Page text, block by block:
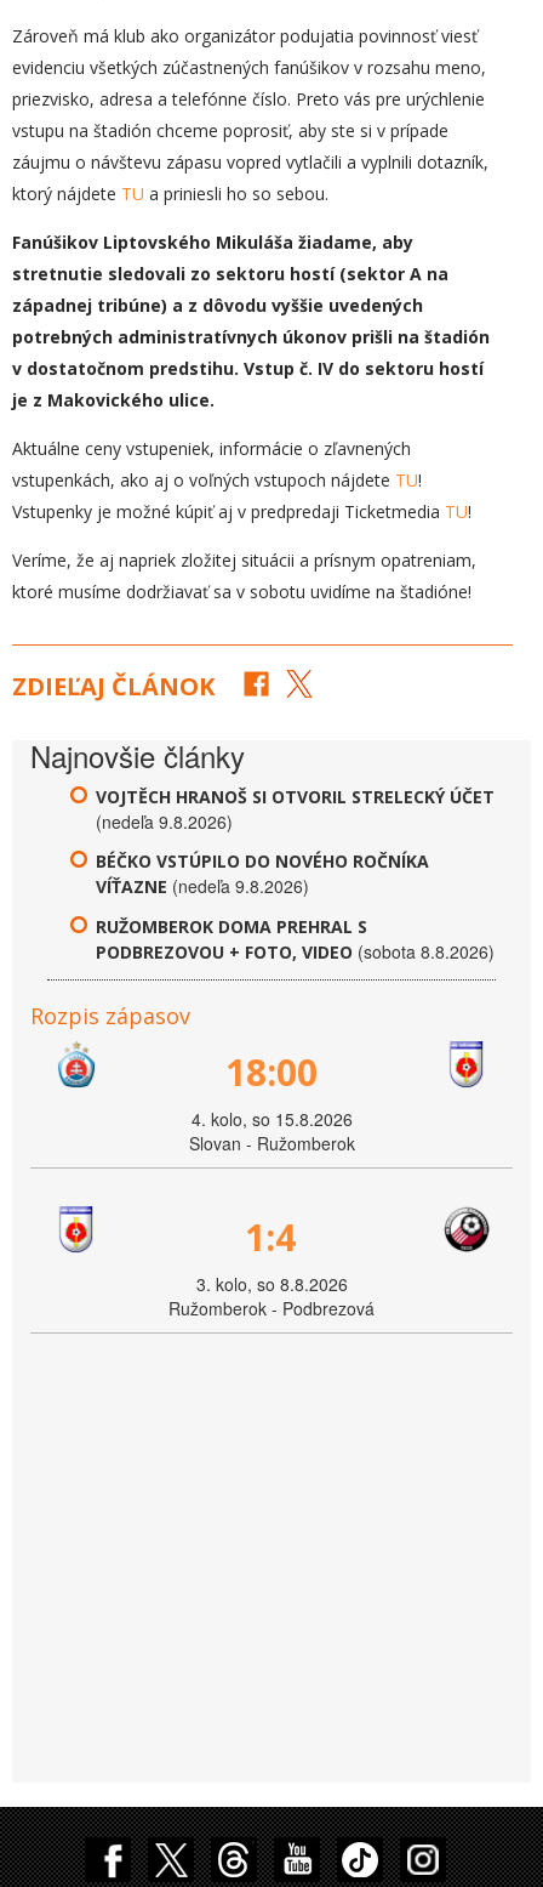
Zároveň má klub ako organizátor podujatia povinnosť viesť
evidenciu všetkých zúčastnených fanúšikov v rozsahu meno,
priezvisko, adresa a telefónne číslo. Preto vás pre urýchlenie
vstupu na štadión chceme poprosiť, aby ste si v prípade
záujmu o návštevu zápasu vopred vytlačili a vyplnili dotazník,
ktorý nájdete TU a priniesli ho so sebou.
Fanúšikov Liptovského Mikuláša žiadame, aby
stretnutie sledovali zo sektoru hostí (sektor A na
západnej tribúne) a z dôvodu vyššie uvedených
potrebných administratívnych úkonov prišli na štadión
v dostatočnom predstihu. Vstup č. IV do sektoru hostí
je z Makovického ulice.
Aktuálne ceny vstupeniek, informácie o zľavnených
vstupenkách, ako aj o voľných vstupoch nájdete TU!
Vstupenky je možné kúpiť aj v predpredaji Ticketmedia TU!
Veríme, že aj napriek zložitej situácii a prísnym opatreniam,
ktoré musíme dodržiavať sa v sobotu uvidíme na štadióne!
ZDIEĽAJ ČLÁNOK
Najnovšie články
VOJTĚCH HRANOŠ SI OTVORIL STRELECKÝ ÚČET
(nedeľa 9.8.2026)
BÉČKO VSTÚPILO DO NOVÉHO ROČNÍKA
VÍŤAZNE (nedeľa 9.8.2026)
RUŽOMBEROK DOMA PREHRAL S
PODBREZOVOU + FOTO, VIDEO (sobota 8.8.2026)
Rozpis zápasov
18:00
4. kolo, so 15.8.2026
Slovan - Ružomberok
1:4
3. kolo, so 8.8.2026
Ružomberok - Podbrezová